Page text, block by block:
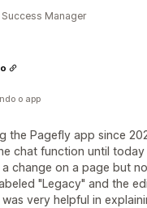
Manager
the Pagefly app since
chat function until today
change on a page but
"Legacy" and the
very helpful in
o app